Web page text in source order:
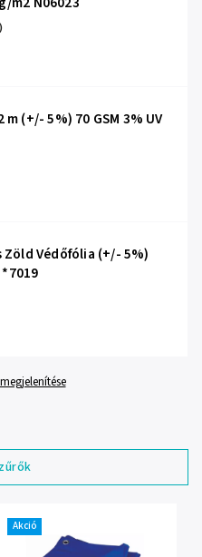
m (+/- 5%) 70 GSM 3% UV
Zöld Védőfólia (+/- 5%)
*7019
Akció